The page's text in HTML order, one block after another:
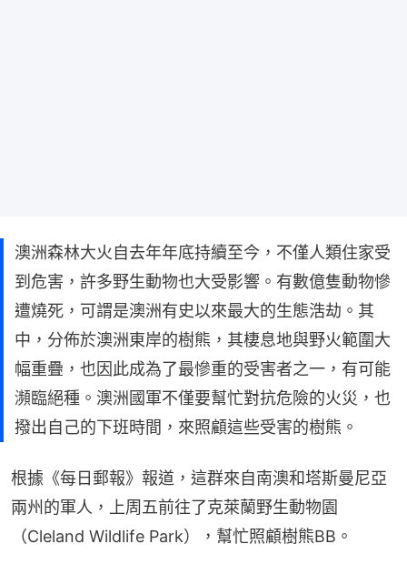
澳洲森林大火自去年年底持續至今，不僅人類住家受
到危害，許多野生動物也大受影響。有數億隻動物慘
遭燒死，可謂是澳洲有史以來最大的生態浩劫。其
中，分佈於澳洲東岸的樹熊，其棲息地與野火範圍大
幅重疊，也因此成為了最慘重的受害者之一，有可能
瀕臨絕種。澳洲國軍不僅要幫忙對抗危險的火災，也
撥出自己的下班時間，來照顧這些受害的樹熊。
根據《每日郵報》報道，這群來自南澳和塔斯曼尼亞
兩州的軍人，上周五前往了克萊蘭野生動物園
（Cleland Wildlife Park），幫忙照顧樹熊BB。